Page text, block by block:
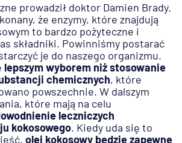
prowadził doktor Damien Brady.
że enzymy, które znajdują
to bardzo pożyteczne i
składniki. Powinniśmy postarać
je do naszego organizmu.
lepszym wyborem niż stosowanie
chemicznych, które
powszechnie. W dalszym
które mają na celu
leczniczych
kokosowego. Kiedy uda się to
olej kokosowy będzie zapewne